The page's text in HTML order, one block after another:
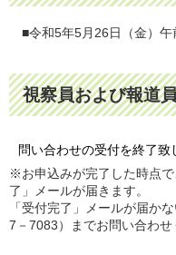
■令和5年5月26日（金）午
視察員および報道
問い合わせの受付を終了致
※お申込みが完了した時点
了」メールが届きます。
「受付完了」メールが届か
7－7083）までお問い合わせ